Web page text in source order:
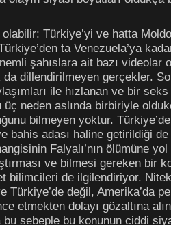
Türkiye’yi ve hatta
ta Venezuela’ya
şahıslara ait bazı videolar
dillendirilmeyen gerçekler.
ile hızlanan ve bir
neden aslında birbiriyle
bilmeyen yoktur.
bahis adası haline getirildiği
Falyalı’nın ölümüne yol
ve bilmesi gereken bir
bilimcileri de ilgilendiriyor.
Türkiye’de değil, Amerika’da
etmekten dolayı gözaltına
bu sebeple bu konunun ciddi